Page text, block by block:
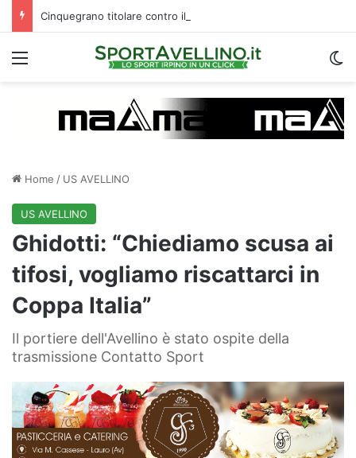
Menu
Home / US AVELLINO
US AVELLINO
Ghidotti: “Chiediamo scusa ai
tifosi, vogliamo riscattarci in
Coppa Italia”
Il portiere dell'Avellino è stato ospite della
trasmissione Contatto Sport